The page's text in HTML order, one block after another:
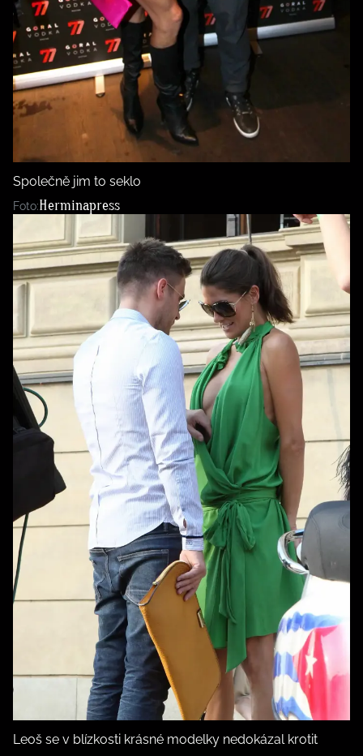
Společně jim to seklo
Foto:Herminapress
Leoš se v blízkosti krásné modelky nedokázal krotit